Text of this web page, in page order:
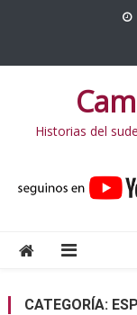
Historias del
CATEGORÍA: